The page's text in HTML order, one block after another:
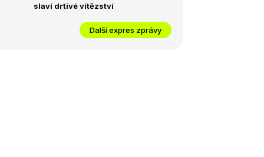
slaví drtivé vítězství
Další expres zprávy